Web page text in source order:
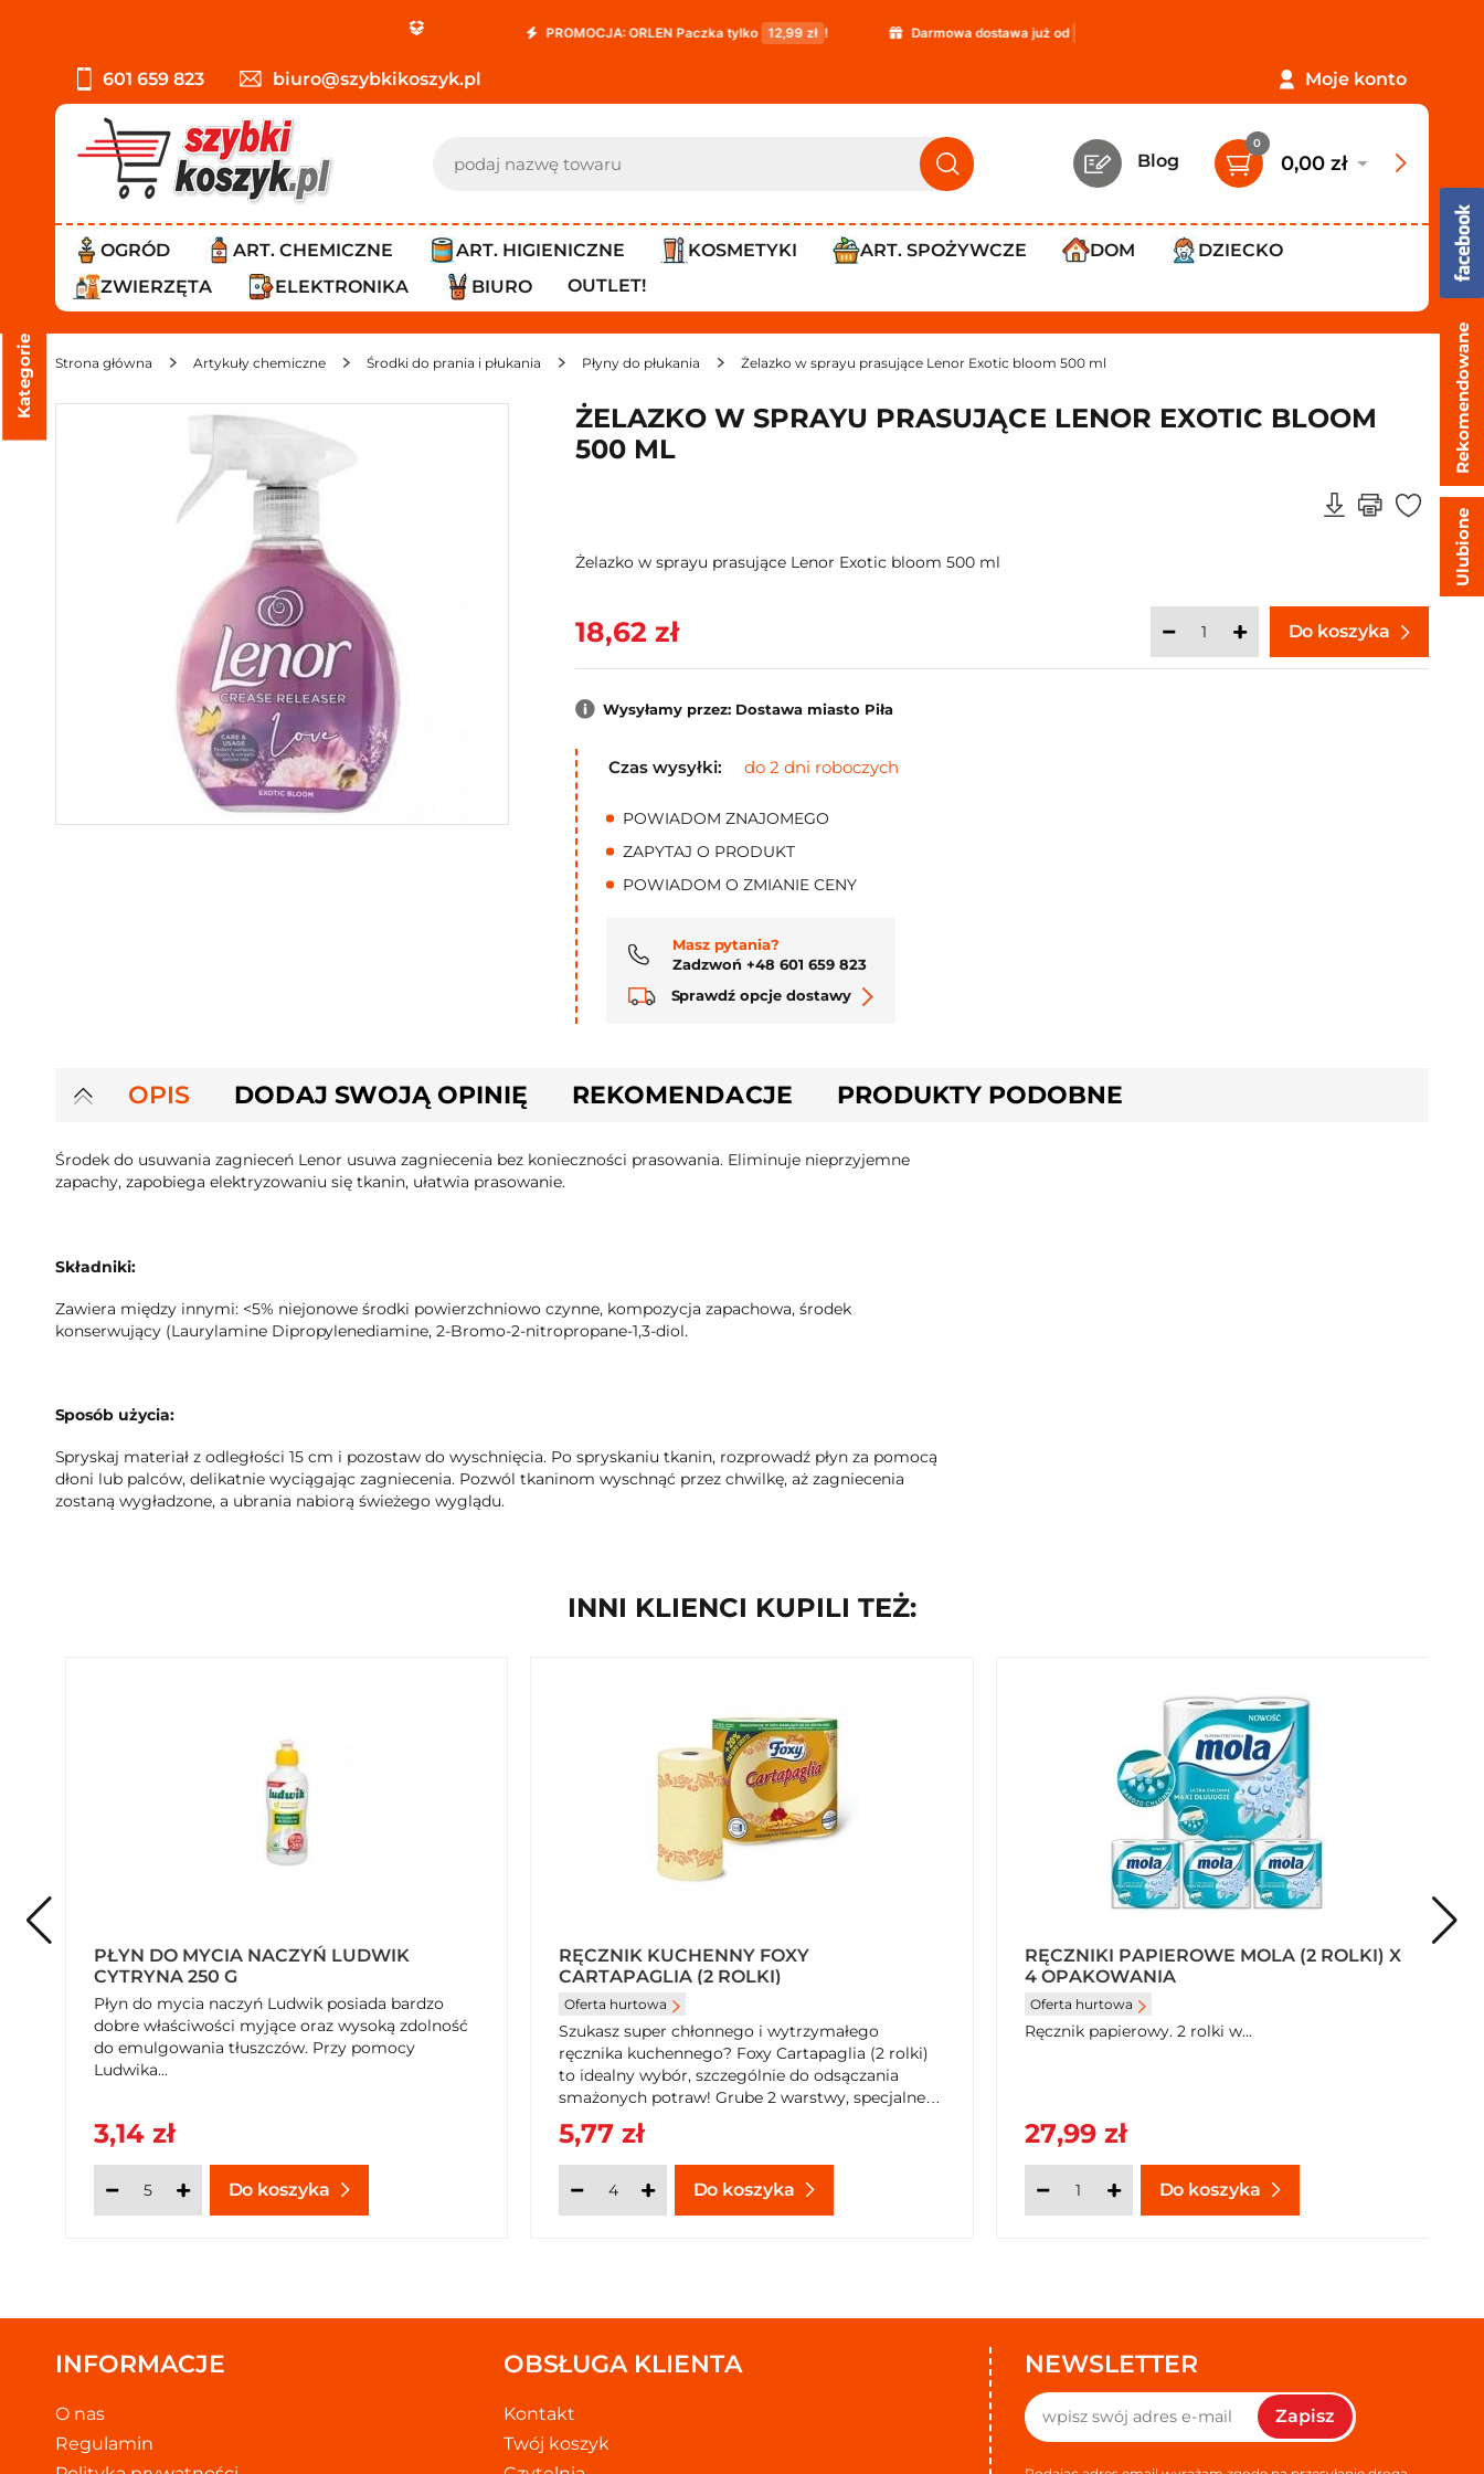
PROMOCJA: ORLEN Paczka tylko 12,99 zł ! Darmowa dostawa już od 119,99 zł
601 659 823 biuro@szybkikoszyk.pl Moje konto
Blog
0
0,00 zł
OGRÓD ART. CHEMICZNE ART. HIGIENICZNE KOSMETYKI ART. SPOŻYWCZE DOM
DZIECKO
ZWIERZĘTA
ELEKTRONIKA BIURO OUTLET!
Strona główna Artykuły chemiczne Środki do prania i płukania Płyny do płukania Żelazko w sprayu prasujące Lenor Exotic bloom 500 ml
Kategorie
ŻELAZKO W SPRAYU PRASUJĄCE LENOR EXOTIC BLOOM
500 ML
Żelazko w sprayu prasujące Lenor Exotic bloom 500 ml
18,62 zł Do koszyka
Wysyłamy przez: Dostawa miasto Piła
Czas wysyłki: do 2 dni roboczych
POWIADOM ZNAJOMEGO
ZAPYTAJ O PRODUKT
POWIADOM O ZMIANIE CENY
Masz pytania?
Zadzwoń +48 601 659 823
Sprawdź opcje dostawy
OPIS DODAJ SWOJĄ OPINIĘ REKOMENDACJE PRODUKTY PODOBNE
Środek do usuwania zagnieceń Lenor usuwa zagniecenia bez konieczności prasowania. Eliminuje nieprzyjemne
zapachy, zapobiega elektryzowaniu się tkanin, ułatwia prasowanie.
Składniki:
Zawiera między innymi: <5% niejonowe środki powierzchniowo czynne, kompozycja zapachowa, środek
konserwujący (Laurylamine Dipropylenediamine, 2-Bromo-2-nitropropane-1,3-diol.
Sposób użycia:
Spryskaj materiał z odległości 15 cm i pozostaw do wyschnięcia. Po spryskaniu tkanin, rozprowadź płyn za pomocą
dłoni lub palców, delikatnie wyciągając zagniecenia. Pozwól tkaninom wyschnąć przez chwilkę, aż zagniecenia
zostaną wygładzone, a ubrania nabiorą świeżego wyglądu.
INNI KLIENCI KUPILI TEŻ:
PŁYN DO MYCIA NACZYŃ LUDWIK
CYTRYNA 250 G
Płyn do mycia naczyń Ludwik posiada bardzo
dobre właściwości myjące oraz wysoką zdolność
do emulgowania tłuszczów. Przy pomocy
Ludwika...
3,14 zł
Do koszyka
RĘCZNIK KUCHENNY FOXY
CARTAPAGLIA (2 ROLKI)
Oferta hurtowa
Szukasz super chłonnego i wytrzymałego
ręcznika kuchennego? Foxy Cartapaglia (2 rolki)
to idealny wybór, szczególnie do odsączania
smażonych potraw! Grube 2 warstwy, specjalne
tłoczenie i bezpieczeństwo w kontakcie z
żywnością. Zamów teraz w SzybkiKoszyk.pl i
ułatw sobie pracę w kuchni!
5,77 zł
Do koszyka
RĘCZNIKI PAPIEROWE MOLA (2 ROLKI) X
4 OPAKOWANIA
Oferta hurtowa
Ręcznik papierowy. 2 rolki w...
27,99 zł
Do koszyka
INFORMACJE
O nas
Regulamin
OBSŁUGA KLIENTA
Kontakt
Twój koszyk
NEWSLETTER
Zapisz
Rekomendowane
Ulubione